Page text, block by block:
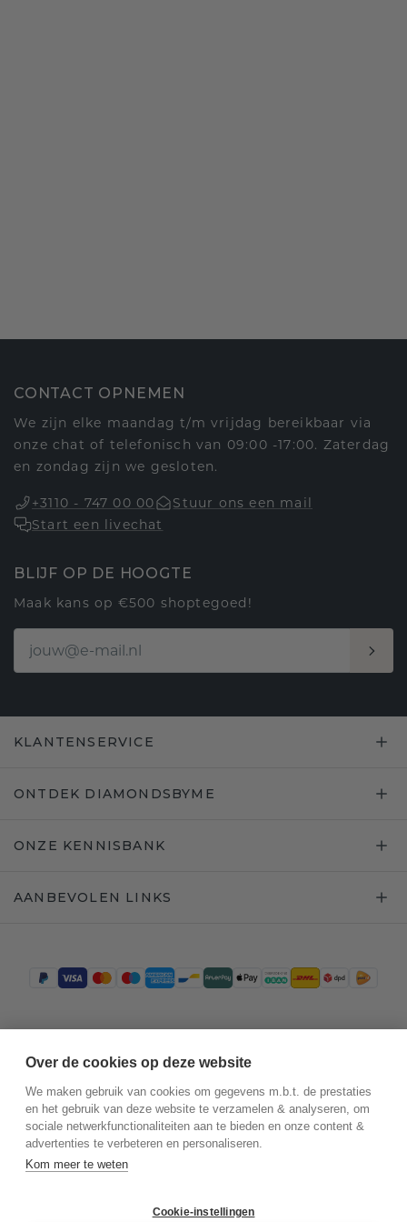
CONTACT OPNEMEN
We zijn elke maandag t/m vrijdag bereikbaar via
onze chat of telefonisch van 09:00 -17:00. Zaterdag
en zondag zijn we gesloten.
+3110 - 747 00 00
Stuur ons een mail
Start een livechat
BLIJF OP DE HOOGTE
Maak kans op €500 shoptegoed!
KLANTENSERVICE
ONTDEK DIAMONDSBYME
ONZE KENNISBANK
AANBEVOLEN LINKS
Over de cookies op deze website
We maken gebruik van cookies om gegevens m.b.t. de prestaties
en het gebruik van deze website te verzamelen & analyseren, om
sociale netwerkfunctionaliteiten aan te bieden en onze content &
advertenties te verbeteren en personaliseren.
Kom meer te weten
Cookie-instellingen